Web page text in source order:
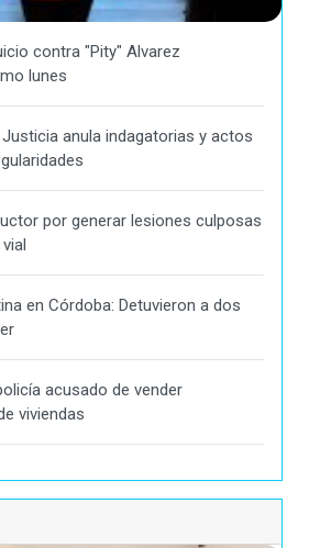
contra "Pity" Alvarez
lunes
anula indagatorias y actos
por generar lesiones culposas
en Córdoba: Detuvieron a dos
acusado de vender
viviendas